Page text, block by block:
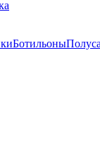
Ботильоны